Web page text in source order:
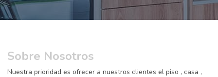
Sobre Nosotros
Nuestra prioridad es ofrecer a nuestros clientes el piso , casa ,